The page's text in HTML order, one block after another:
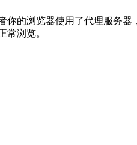
你的浏览器使用了代理服务
常浏览。